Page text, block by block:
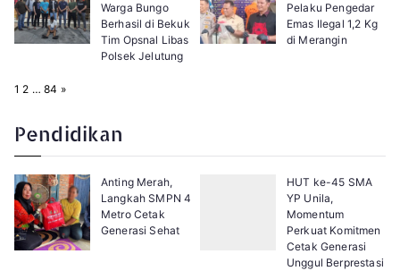
Warga Bungo
Berhasil di Bekuk
Tim Opsnal Libas
Polsek Jelutung
Pelaku Pengedar
Emas Ilegal 1,2 Kg
di Merangin
P
:
1 2 … 84 N
»
Pendidikan
Anting Merah,
Langkah SMPN 4
Metro Cetak
Generasi Sehat
HUT ke-45 SMA
YP Unila,
Momentum
Perkuat Komitmen
Cetak Generasi
Unggul Berprestasi